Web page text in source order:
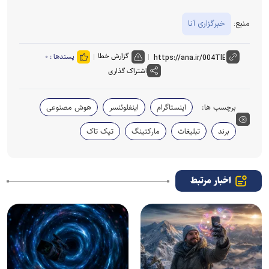
منبع: خبرگزاری آنا
گزارش خطا پسندها : ۰
اشتراک گذاری
برچسب ها: اینستاگرام اینفلوئنسر
هوش مصنوعی
برند
تبلیغات مارکتینگ تیک تاک
اخبار مرتبط